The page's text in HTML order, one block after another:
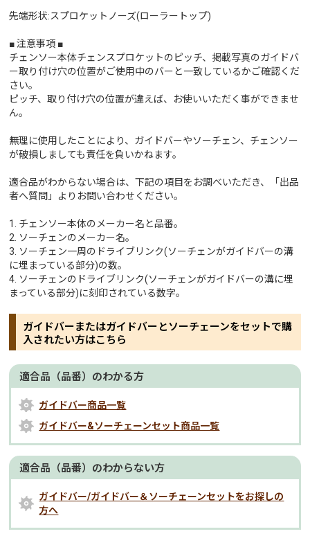
先端形状:スプロケットノーズ(ローラートップ)
■ 注意事項 ■
チェンソー本体チェンスプロケットのピッチ、掲載写真のガイドバ
ー取り付け穴の位置がご使用中のバーと一致しているかご確認くだ
さい。
ピッチ、取り付け穴の位置が違えば、お使いいただく事ができませ
ん。
無理に使用したことにより、ガイドバーやソーチェン、チェンソー
が破損しましても責任を負いかねます。
適合品がわからない場合は、下記の項目をお調べいただき、「出品
者へ質問」よりお問い合わせください。
1. チェンソー本体のメーカー名と品番。
2. ソーチェンのメーカー名。
3. ソーチェン一周のドライブリンク(ソーチェンがガイドバーの溝
に埋まっている部分)の数。
4. ソーチェンのドライブリンク(ソーチェンがガイドバーの溝に埋
まっている部分)に刻印されている数字。
ガイドバーまたはガイドバーとソーチェーンをセットで購
入されたい方はこちら
適合品（品番）のわかる方
ガイドバー商品一覧
ガイドバー&ソーチェーンセット商品一覧
適合品（品番）のわからない方
ガイドバー/ガイドバー＆ソーチェーンセットをお探しの
方へ